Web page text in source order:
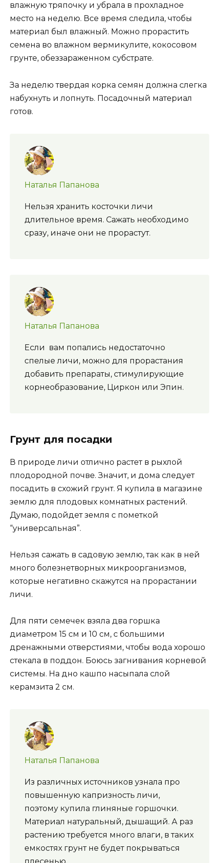
влажную тряпочку и убрала в прохладное
место на неделю. Все время следила, чтобы
материал был влажный. Можно прорастить
семена во влажном вермикулите, кокосовом
грунте, обеззараженном субстрате.
За неделю твердая корка семян должна слегка
набухнуть и лопнуть. Посадочный материал
готов.
Наталья Папанова
Нельзя хранить косточки личи
длительное время. Сажать необходимо
сразу, иначе они не прорастут.
Наталья Папанова
Если вам попались недостаточно
спелые личи, можно для прорастания
добавить препараты, стимулирующие
корнеобразование, Циркон или Эпин.
Грунт для посадки
В природе личи отлично растет в рыхлой
плодородной почве. Значит, и дома следует
посадить в схожий грунт. Я купила в магазине
землю для плодовых комнатных растений.
Думаю, подойдет земля с пометкой
“универсальная”.
Нельзя сажать в садовую землю, так как в ней
много болезнетворных микроорганизмов,
которые негативно скажутся на прорастании
личи.
Для пяти семечек взяла два горшка
диаметром 15 см и 10 см, с большими
дренажными отверстиями, чтобы вода хорошо
стекала в поддон. Боюсь загнивания корневой
системы. На дно кашпо насыпала слой
керамзита 2 см.
Наталья Папанова
Из различных источников узнала про
повышенную капризность личи,
поэтому купила глиняные горшочки.
Материал натуральный, дышащий. А раз
растению требуется много влаги, в таких
емкостях грунт не будет покрываться